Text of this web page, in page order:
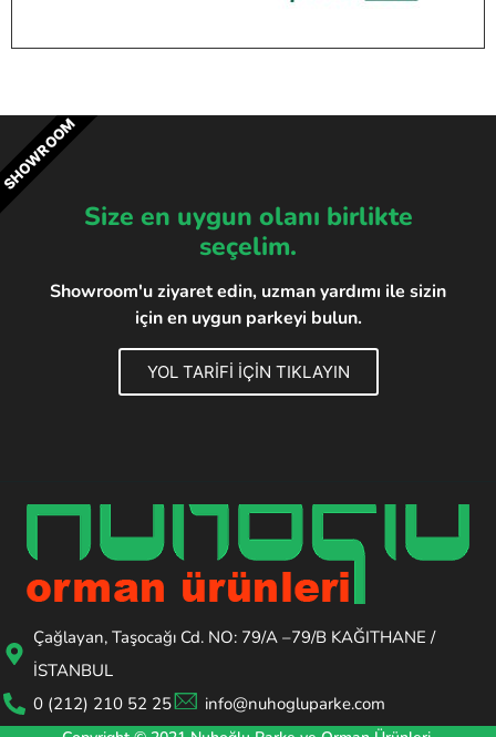
Size en uygun olanı birlikte
seçelim.
Showroom'u ziyaret edin, uzman yardımı ile sizin
için en uygun parkeyi bulun.
YOL TARİFİ İÇİN TIKLAYIN
SHOWROOM
Çağlayan, Taşocağı Cd. NO: 79/A –79/B KAĞITHANE /
İSTANBUL
0 (212) 210 52 25
info@nuhogluparke.com